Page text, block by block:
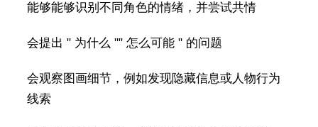
能够能够识别不同角色的情绪，并尝试共情
会提出 " 为什么 "" 怎么可能 " 的问题
会观察图画细节，例如发现隐藏信息或人物行为
线索